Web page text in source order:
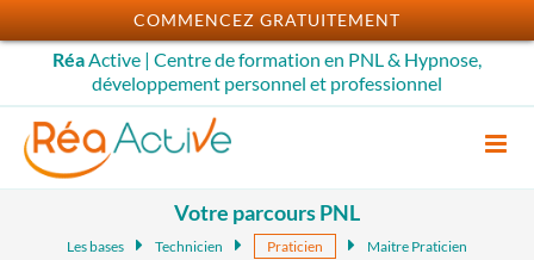
Passer
au
contenu
RéaActive | Centre de formation en PNL & Hypnose,
développement personnel et professionnel
Votre parcours PNL
Les bases Technicien Praticien Maitre Praticien
COMMENCEZ GRATUITEMENT